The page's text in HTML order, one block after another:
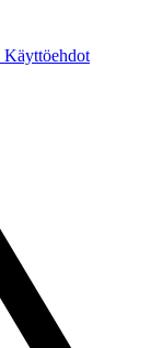
Käyttöehdot